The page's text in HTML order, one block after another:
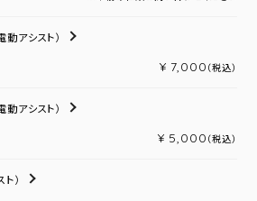
電動アシスト）
¥ 7,000 （税込）
電動アシスト）
¥ 5,000 （税込）
）